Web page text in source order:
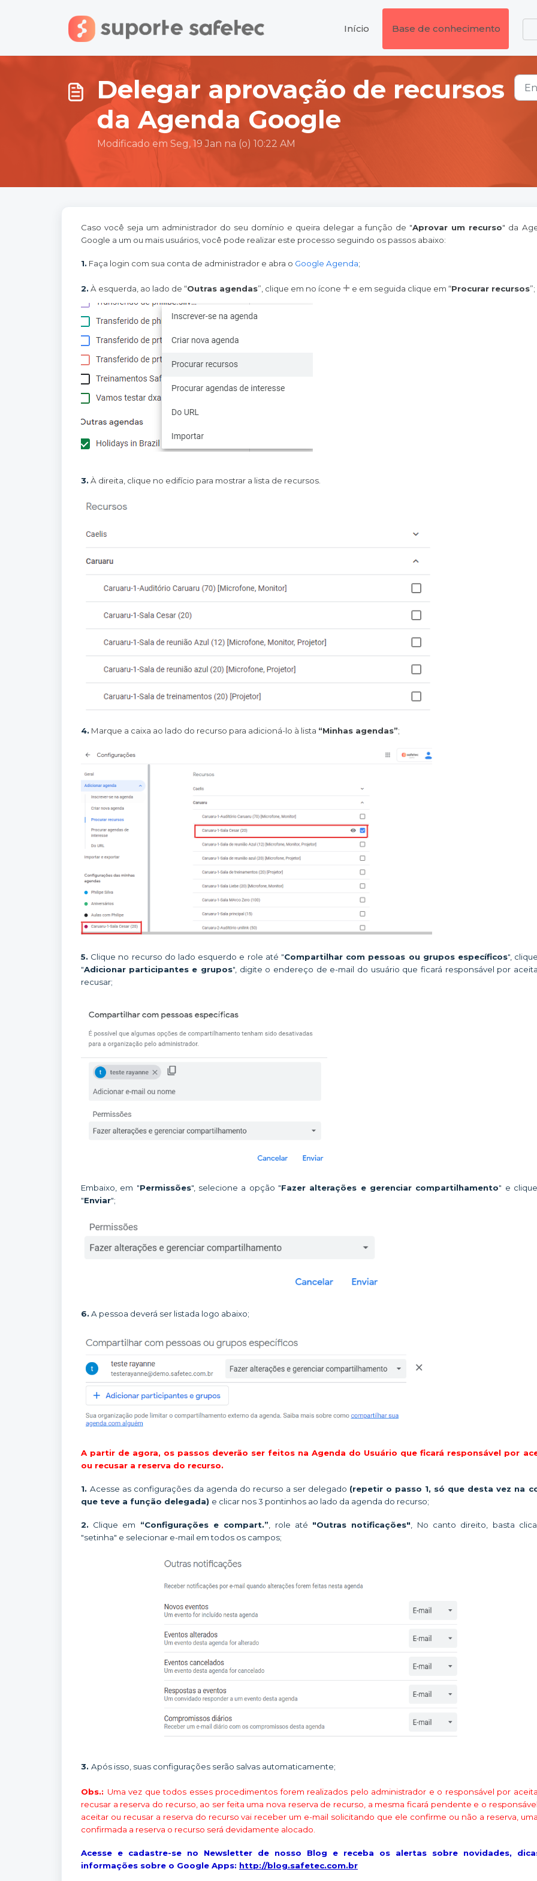
Início
Base de conhecimento
Delegar aprovação de recursos
da Agenda Google
Modificado em Seg, 19 Jan na (o) 10:22 AM
Caso você seja um administrador do seu domínio e queira delegar a função de "Aprovar um recurso" da
Google a um ou mais usuários, você pode realizar este processo seguindo os passos abaixo:
1. Faça login com sua conta de administrador e abra o Google Agenda;
2. À esquerda, ao lado de “Outras agendas”, clique em no ícone e em seguida clique em “Procurar recursos”;
3. À direita, clique no edifício para mostrar a lista de recursos.
4. Marque a caixa ao lado do recurso para adicioná-lo à lista “Minhas agendas”;
5. Clique no recurso do lado esquerdo e role até "Compartilhar com pessoas ou grupos específicos",
"Adicionar participantes e grupos", digite o endereço de e-mail do usuário que ficará responsável por
recusar;
Embaixo, em "Permissões", selecione a opção "Fazer alterações e gerenciar compartilhamento" e
"Enviar";
6. A pessoa deverá ser listada logo abaixo;
A partir de agora, os passos deverão ser feitos na Agenda do Usuário que ficará responsável por
ou recusar a reserva do recurso.
1.Acesse as configurações da agenda do recurso a ser delegado (repetir o passo 1, só que desta vez na
que teve a função delegada) e clicar nos 3 pontinhos ao lado da agenda do recurso;
2. Clique em “Configurações e compart.” role até "Outras notificações"
No canto direito, basta
"setinha" e selecionar e-mail em todos os campos;
3. Após isso, suas configurações serão salvas automaticamente;
Obs.: Uma vez que todos esses procedimentos forem realizados pelo administrador e o responsável por
recusar a reserva do recurso, ao ser feita uma nova reserva de recurso, a mesma ficará pendente e o
aceitar ou recusar a reserva do recurso vai receber um e-mail solicitando que ele confirme ou não a reserva,
confirmada a reserva o recurso será devidamente alocado.
Acesse e cadastre-se no Newsletter de nosso Blog e receba os alertas sobre novidades,
informações sobre o Google Apps: http://blog.safetec.com.br